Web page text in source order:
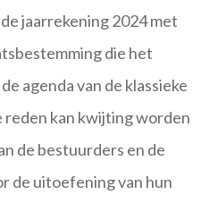
jaarrekening 2024 met
die het
agenda van de klassieke
reden kan kwijting worden
de bestuurders en de
de uitoefening van hun